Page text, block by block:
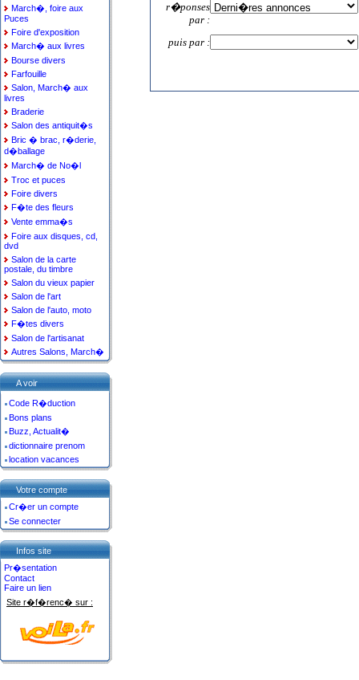
r�ponses
par :
puis par :
March�, foire aux
Puces
Foire d'exposition
March� aux livres
Bourse divers
Farfouille
Salon, March� aux
livres
Braderie
Salon des antiquit�s
Bric � brac, r�derie,
d�ballage
March� de No�l
Troc et puces
Foire divers
F�te des fleurs
Vente emma�s
Foire aux disques, cd,
dvd
Salon de la carte
postale, du timbre
Salon du vieux papier
Salon de l'art
Salon de l'auto, moto
F�tes divers
Salon de l'artisanat
Autres Salons, March�
A voir
Code R�duction
Bons plans
Buzz, Actualit�
dictionnaire prenom
location vacances
Votre compte
Cr�er un compte
Se connecter
Infos site
Pr�sentation
Contact
Faire un lien
Site r�f�renc� sur :